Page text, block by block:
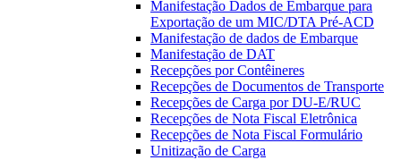
Manifestação Dados de Embarque para
Exportação de um MIC/DTA Pré-ACD
Manifestação de dados de Embarque
Manifestação de DAT
Recepções por Contêineres
Recepções de Documentos de Transporte
Recepções de Carga por DU-E/RUC
Recepções de Nota Fiscal Eletrônica
Recepções de Nota Fiscal Formulário
Unitização de Carga